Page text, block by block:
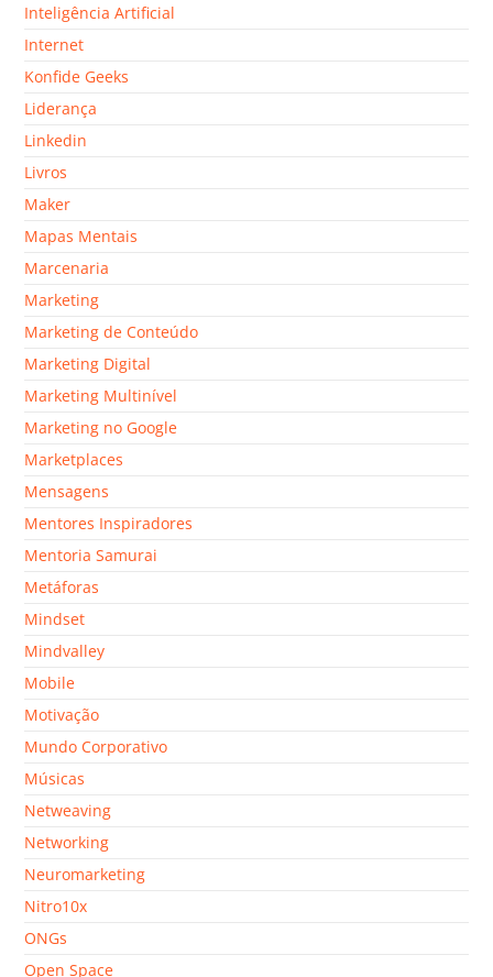
Inteligência Artificial
Internet
Konfide Geeks
Liderança
Linkedin
Livros
Maker
Mapas Mentais
Marcenaria
Marketing
Marketing de Conteúdo
Marketing Digital
Marketing Multinível
Marketing no Google
Marketplaces
Mensagens
Mentores Inspiradores
Mentoria Samurai
Metáforas
Mindset
Mindvalley
Mobile
Motivação
Mundo Corporativo
Músicas
Netweaving
Networking
Neuromarketing
Nitro10x
ONGs
Open Space